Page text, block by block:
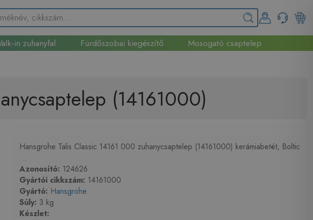
in zuhanyfal Fürdőszobai kiegészítő
Mosogató csaptelep
(14161000)
Hansgrohe Talis Classic 14161 000 zuhanycsaptelep (14161000) kerámiabetét, Boltic
...
Azonosító: 124626
Gyártói cikkszám: 14161000
Gyártó: Hansgrohe
Súly: 3 kg
Készlet: